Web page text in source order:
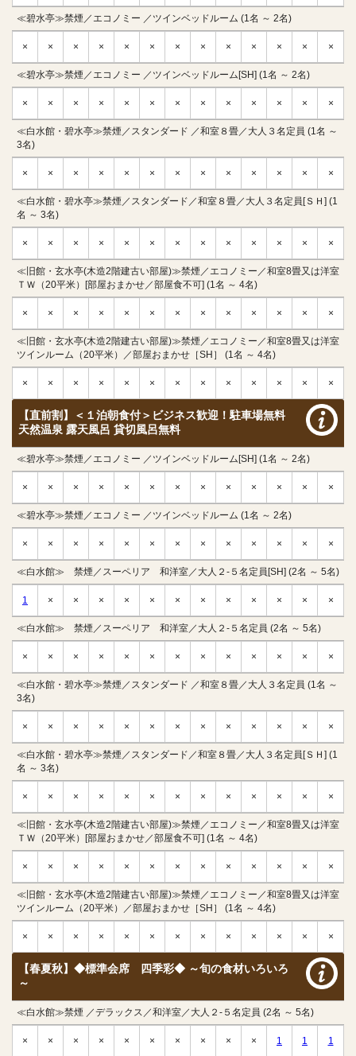
≪碧水亭≫禁煙／エコノミー ／ツインベッドルーム (1名 ～ 2名)
× × × × × × × × × × × × ×
≪碧水亭≫禁煙／エコノミー ／ツインベッドルーム[SH] (1名 ～ 2名)
× × × × × × × × × × × × ×
≪白水館・碧水亭≫禁煙／スタンダード ／和室８畳／大人３名定員 (1名 ～
3名)
× × × × × × × × × × × × ×
≪白水館・碧水亭≫禁煙／スタンダード／和室８畳／大人３名定員[ＳＨ] (1
名 ～ 3名)
× × × × × × × × × × × × ×
≪旧館・玄水亭(木造2階建古い部屋)≫禁煙／エコノミー／和室8畳又は洋室
ＴＷ（20平米）[部屋おまかせ／部屋食不可] (1名 ～ 4名)
× × × × × × × × × × × × ×
≪旧館・玄水亭(木造2階建古い部屋)≫禁煙／エコノミー／和室8畳又は洋室
ツインルーム（20平米）／部屋おまかせ［SH］ (1名 ～ 4名)
× × × × × × × × × × × × ×
【直前割】＜１泊朝食付＞ビジネス歓迎！駐車場無料
天然温泉 露天風呂 貸切風呂無料
≪碧水亭≫禁煙／エコノミー ／ツインベッドルーム[SH] (1名 ～ 2名)
× × × × × × × × × × × × ×
≪碧水亭≫禁煙／エコノミー ／ツインベッドルーム (1名 ～ 2名)
× × × × × × × × × × × × ×
≪白水館≫ 禁煙／スーペリア 和洋室／大人２-５名定員[SH] (2名 ～ 5名)
1 × × × × × × × × × × × ×
≪白水館≫ 禁煙／スーペリア 和洋室／大人２-５名定員 (2名 ～ 5名)
× × × × × × × × × × × × ×
≪白水館・碧水亭≫禁煙／スタンダード ／和室８畳／大人３名定員 (1名 ～
3名)
× × × × × × × × × × × × ×
≪白水館・碧水亭≫禁煙／スタンダード／和室８畳／大人３名定員[ＳＨ] (1
名 ～ 3名)
× × × × × × × × × × × × ×
≪旧館・玄水亭(木造2階建古い部屋)≫禁煙／エコノミー／和室8畳又は洋室
ＴＷ（20平米）[部屋おまかせ／部屋食不可] (1名 ～ 4名)
× × × × × × × × × × × × ×
≪旧館・玄水亭(木造2階建古い部屋)≫禁煙／エコノミー／和室8畳又は洋室
ツインルーム（20平米）／部屋おまかせ［SH］ (1名 ～ 4名)
× × × × × × × × × × × × ×
【春夏秋】◆標準会席 四季彩◆ ～旬の食材いろいろ
～
≪白水館≫禁煙 ／デラックス／和洋室／大人２-５名定員 (2名 ～ 5名)
× × × × × × × × × × 1 1 1